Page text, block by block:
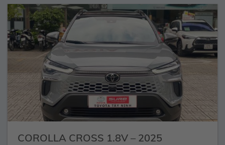
COROLLA CROSS 1.8V – 2025